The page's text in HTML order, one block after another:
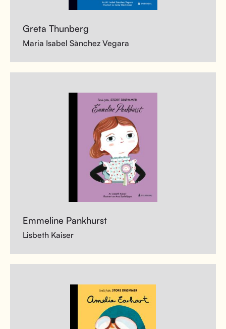
Greta Thunberg
Maria Isabel Sànchez Vegara
Emmeline Pankhurst
Lisbeth Kaiser